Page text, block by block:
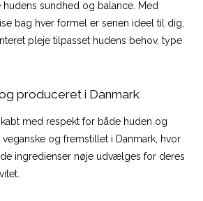
sundhed og balance. Med
bag hver formel er serien ideel til dig,
pleje tilpasset hudens behov, type
produceret i Danmark
med respekt for både huden og
og fremstillet i Danmark, hvor
ingredienser nøje udvælges for deres